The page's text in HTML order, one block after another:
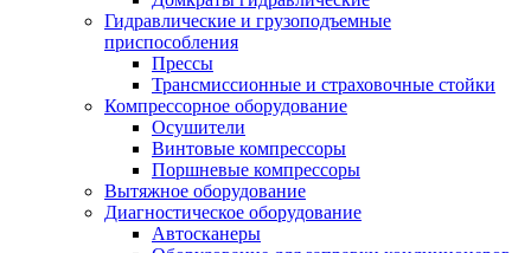
Гидравлические и грузоподъемные
приспособления
Прессы
Трансмиссионные и страховочные стойки
Компрессорное оборудование
Осушители
Винтовые компрессоры
Поршневые компрессоры
Вытяжное оборудование
Диагностическое оборудование
Автосканеры